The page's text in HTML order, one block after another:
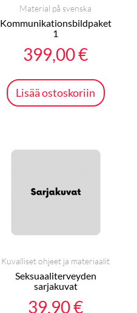
Material på svenska
Kommunikationsbildpaket
1
399,00€
Lisää ostoskoriin
Kuvalliset ohjeet ja materiaalit
Seksuaaliterveyden
sarjakuvat
39,90€